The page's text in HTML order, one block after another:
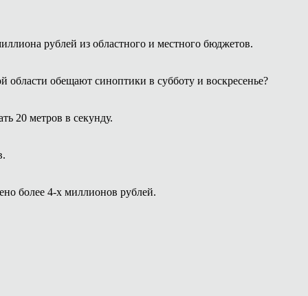
рублей из областного и местного бюджетов.
области обещают синоптики в субботу и воскресенье?
20 метров в секунду.
более 4-х миллионов рублей.